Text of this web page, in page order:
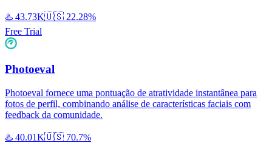
♨️ 43.73K🇺🇸 22.28%
Free Trial
Photoeval
Photoeval fornece uma pontuação de atratividade instantânea para
fotos de perfil, combinando análise de características faciais com
feedback da comunidade.
♨️ 40.01K🇺🇸 70.7%